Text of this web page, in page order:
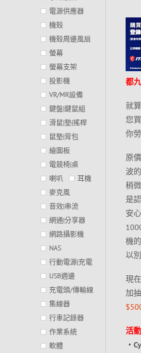
都
就
您
你
原
波
稍
是
安
機
以
現
加
活
電源供應器
機殼
機殼周邊風扇
螢幕
螢幕支架
投影機
VR/MR設備
鍵盤|鍵鼠組
滑鼠|墊|搖桿
鼠墊|背包
繪圖板
電競椅|桌
喇叭
耳機
麥克風
音效|串流
網通|分享器
網路攝影機
NAS
行動電源|充電
USB週邊
充電頭/傳輸線
集線器
行車記錄器
作業系統
軟體